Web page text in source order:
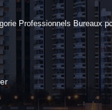
Professionnels Bureaux